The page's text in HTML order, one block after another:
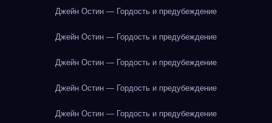
Джейн Остин — Гордость и предубеждение
Джейн Остин — Гордость и предубеждение
Джейн Остин — Гордость и предубеждение
Джейн Остин — Гордость и предубеждение
Джейн Остин — Гордость и предубеждение